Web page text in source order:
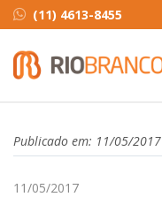
(11) 4613-8455
Publicado em: 11/05/2017
11/05/2017